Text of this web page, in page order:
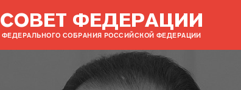
СОВЕТ ФЕДЕРАЦИИ
ФЕДЕРАЛЬНОГО СОБРАНИЯ РОССИЙСКОЙ ФЕДЕРАЦИИ